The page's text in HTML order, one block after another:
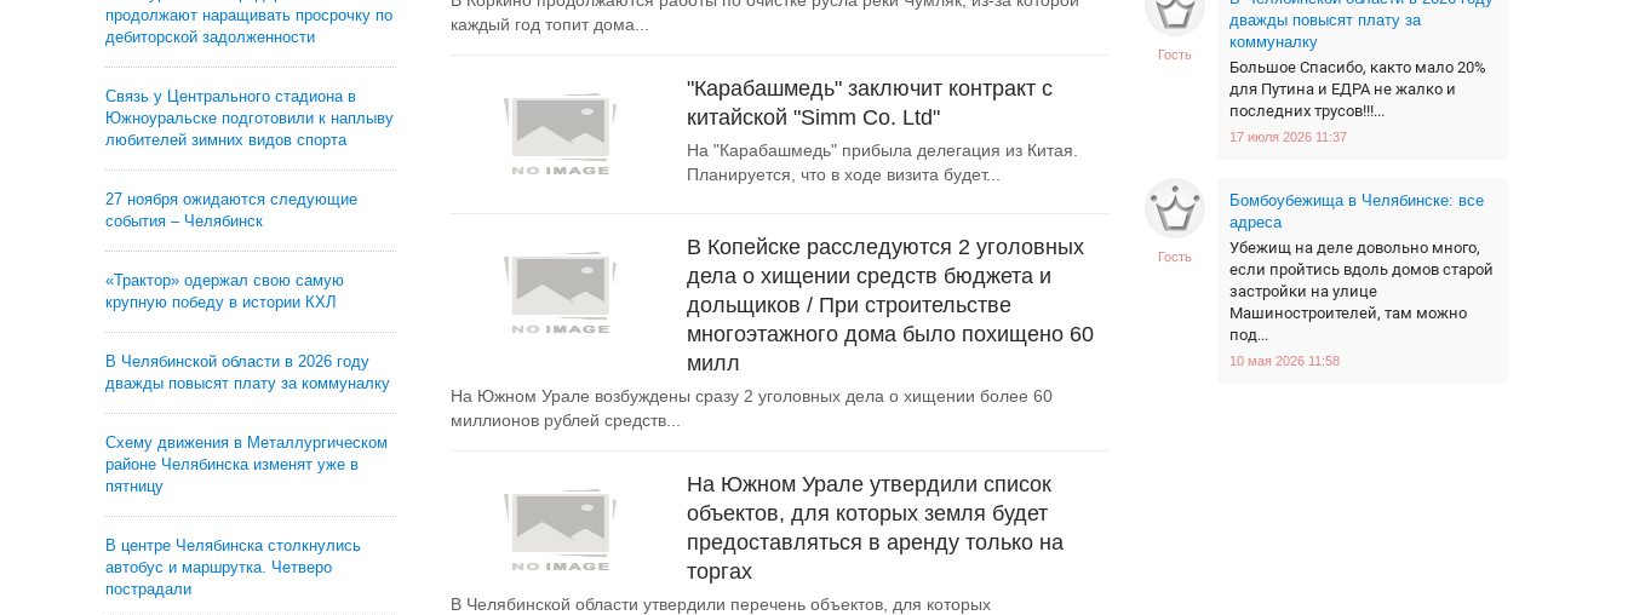
продолжают наращивать просрочку по
дебиторской задолженности
Связь у Центрального стадиона в
Южноуральске подготовили к наплыву
любителей зимних видов спорта
27 ноября ожидаются следующие
события – Челябинск
«Трактор» одержал свою самую
крупную победу в истории КХЛ
В Челябинской области в 2026 году
дважды повысят плату за коммуналку
Схему движения в Металлургическом
районе Челябинска изменят уже в
пятницу
В центре Челябинска столкнулись
автобус и маршрутка. Четверо
пострадали
Гость
дважды повысят плату за
коммуналку
Большое Спасибо, както мало 20%
для Путина и ЕДРА не жалко и
последних трусов!!!...
17 июля 2026 11:37
Гость
Бомбоубежища в Челябинске: все
адреса
Убежищ на деле довольно много,
если пройтись вдоль домов старой
застройки на улице
Машиностроителей, там можно
под...
10 мая 2026 11:58
каждый год топит дома...
"Карабашмедь" заключит контракт с
китайской "Simm Co. Ltd"
На "Карабашмедь" прибыла делегация из Китая.
Планируется, что в ходе визита будет...
В Копейске расследуются 2 уголовных
дела о хищении средств бюджета и
дольщиков / При строительстве
многоэтажного дома было похищено 60
милл
На Южном Урале возбуждены сразу 2 уголовных дела о хищении более 60
миллионов рублей средств...
На Южном Урале утвердили список
объектов, для которых земля будет
предоставляться в аренду только на
торгах
В Челябинской области утвердили перечень объектов, для которых